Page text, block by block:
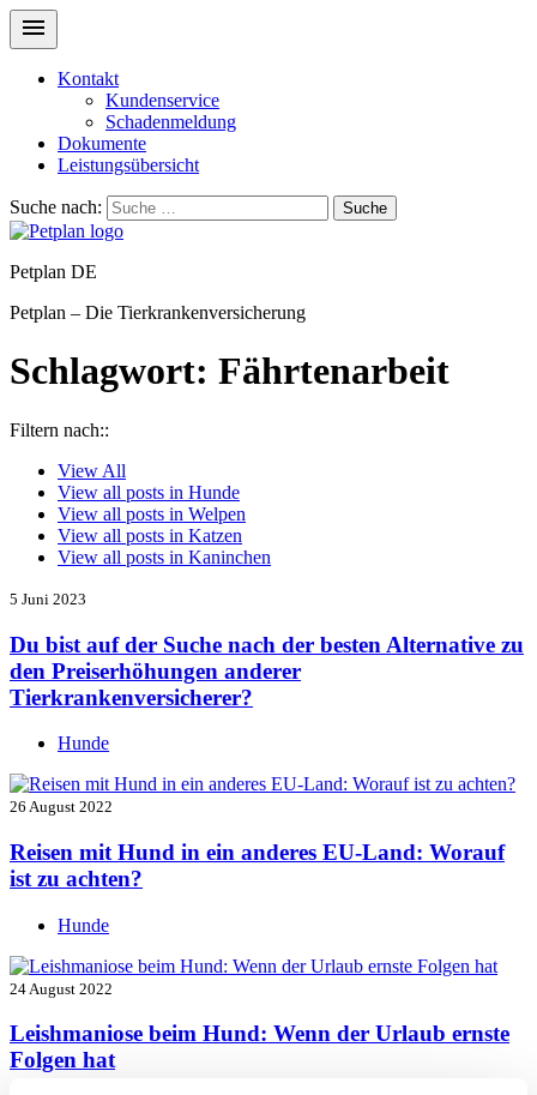
Kontakt
Kundenservice
Schadenmeldung
Dokumente
Leistungsübersicht
Suche nach: Suche
Petplan DE
Petplan – Die Tierkrankenversicherung
Schlagwort: Fährtenarbeit
Filtern nach::
View All
View all posts in Hunde
View all posts in Welpen
View all posts in Katzen
View all posts in Kaninchen
5 Juni 2023
Du bist auf der Suche nach der besten Alternative zu
den Preiserhöhungen anderer
Tierkrankenversicherer?
Hunde
26 August 2022
Reisen mit Hund in ein anderes EU-Land: Worauf
ist zu achten?
Hunde
24 August 2022
Leishmaniose beim Hund: Wenn der Urlaub ernste
Folgen hat